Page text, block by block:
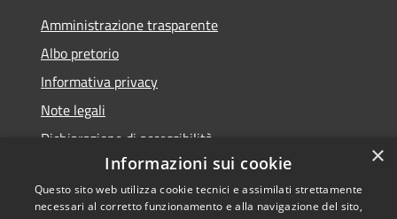
Amministrazione trasparente
Albo pretorio
Informativa privacy
Note legali
Dichiarazione di accessibilità
×
Informazioni sui cookie
Questo sito web utilizza cookie tecnici e assimilati strettamente
necessari al corretto funzionamento e alla navigazione del sito,